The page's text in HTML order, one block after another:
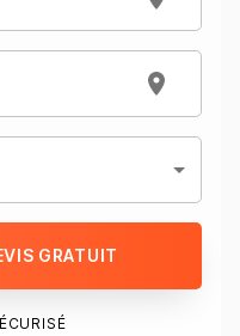
GRATUIT